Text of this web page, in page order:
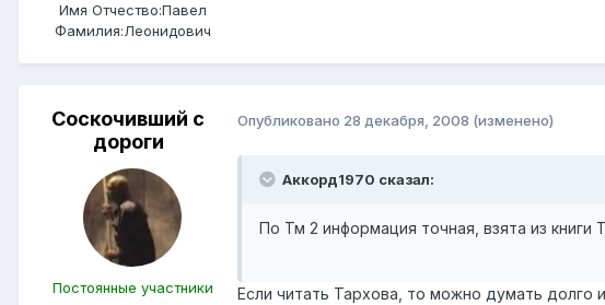
Имя Отчество:Павел
Фамилия:Леонидович
Соскочивший с
дороги
Постоянные участники
Опубликовано 28 декабря, 2008 (изменено)
Аккорд1970 сказал:
По Тм 2 информация точная, взята из
Если читать Тархова, то можно думать долго